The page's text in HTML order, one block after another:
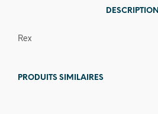
DESCRIPTION
Rex
PRODUITS SIMILAIRES